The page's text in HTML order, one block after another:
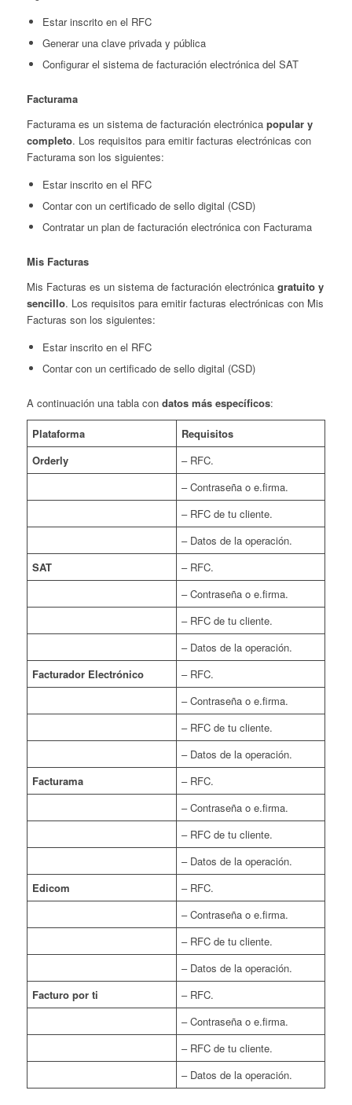
Estar inscrito en el RFC
Generar una clave privada y pública
Configurar el sistema de facturación electrónica del SAT
Facturama
Facturama es un sistema de facturación electrónica popular y
completo. Los requisitos para emitir facturas electrónicas con
Facturama son los siguientes:
Estar inscrito en el RFC
Contar con un certificado de sello digital (CSD)
Contratar un plan de facturación electrónica con Facturama
Mis Facturas
Mis Facturas es un sistema de facturación electrónica gratuito y
sencillo. Los requisitos para emitir facturas electrónicas con Mis
Facturas son los siguientes:
Estar inscrito en el RFC
Contar con un certificado de sello digital (CSD)
A continuación una tabla con datos más específicos:
Plataforma
Requisitos
Orderly
– RFC.
– Contraseña o e.firma.
– RFC de tu cliente.
– Datos de la operación.
SAT
– RFC.
– Contraseña o e.firma.
– RFC de tu cliente.
– Datos de la operación.
Facturador Electrónico
– RFC.
– Contraseña o e.firma.
– RFC de tu cliente.
– Datos de la operación.
Facturama
– RFC.
– Contraseña o e.firma.
– RFC de tu cliente.
– Datos de la operación.
Edicom
– RFC.
– Contraseña o e.firma.
– RFC de tu cliente.
– Datos de la operación.
Facturo por ti
– RFC.
– Contraseña o e.firma.
– RFC de tu cliente.
– Datos de la operación.